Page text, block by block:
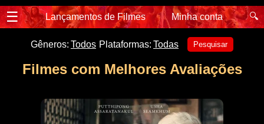
☰ Lançamentos de Filmes Minha conta 🔍
Gêneros: Todos Plataformas: Todas Pesquisar
Filmes com Melhores Avaliações